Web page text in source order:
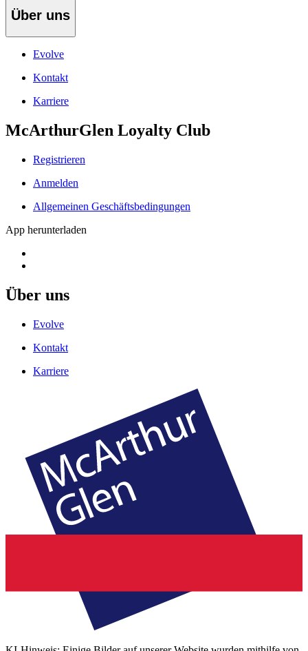
Über uns
Evolve
Kontakt
Karriere
McArthurGlen Loyalty Club
Registrieren
Anmelden
Allgemeinen Geschäftsbedingungen
App herunterladen
Über uns
Evolve
Kontakt
Karriere